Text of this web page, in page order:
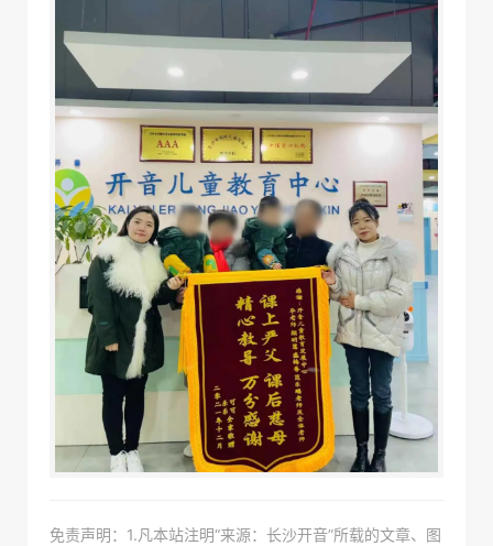
免责声明：1.凡本站注明“来源：长沙开音”所载的文章、图